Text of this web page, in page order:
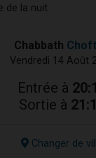
de la nuit
Chabbath
Vendredi 14 Août
Entrée à
Sortie à
Changer de